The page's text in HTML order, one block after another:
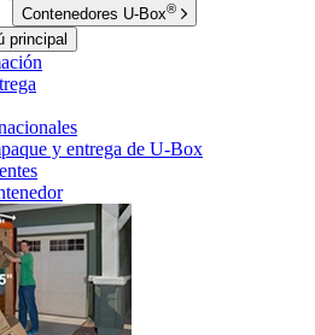
Contenedores U-Box®
principal
y entrega de U-Box